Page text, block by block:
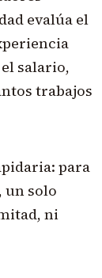
evalúa el
salario,
trabajos
para
un solo
ni